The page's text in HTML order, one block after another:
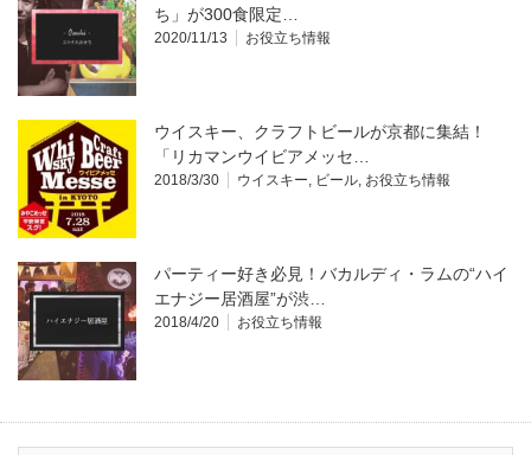
ち」が300食限定…
2020/11/13 お役立ち情報
ウイスキー、クラフトビールが京都に集結！
「リカマンウイビアメッセ…
2018/3/30 ウイスキー ビール お役立ち情報
パーティー好き必見！バカルディ・ラムの“ハイ
エナジー居酒屋”が渋…
2018/4/20 お役立ち情報